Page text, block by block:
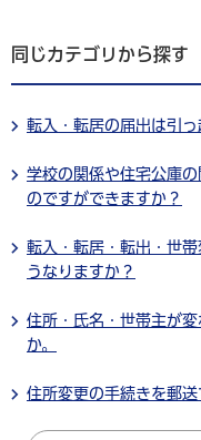
同じカテゴリから探す
転入・転居の届出は引
学校の関係や住宅公庫
のですができますか？
転入・転居・転出・世
うなりますか？
住所・氏名・世帯主が
か。
住所変更の手続きを郵送